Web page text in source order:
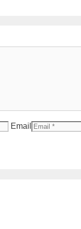
Email